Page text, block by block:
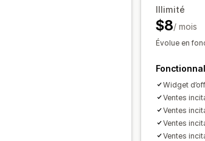
Analyses de données
Taux de
Illimité
$8/ mois
Évolue en
Widget
Ventes
Ventes
Ventes
Ventes